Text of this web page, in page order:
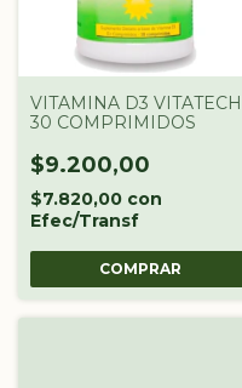
VITAMINA D3 VITATECH
30 COMPRIMIDOS
$9.200,00
$7.820,00 con
Efec/Transf